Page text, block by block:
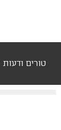
טורים ודעות